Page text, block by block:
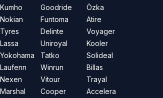
Kumho
Nokian
Tyres
Lassa
Yokohama
Laufenn
Nexen
Marshal
Goodride
Funtoma
Delinte
Uniroyal
Tatko
Winrun
Vitour
Cooper
Özka
Atire
Voyager
Kooler
Solideal
Billas
Trayal
Accelera